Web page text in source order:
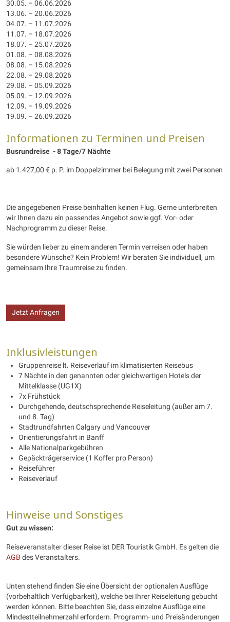
30.05. – 06.06.2026
13.06. – 20.06.2026
04.07. – 11.07.2026
11.07. – 18.07.2026
18.07. – 25.07.2026
01.08. – 08.08.2026
08.08. – 15.08.2026
22.08. – 29.08.2026
29.08. – 05.09.2026
05.09. – 12.09.2026
12.09. – 19.09.2026
19.09. – 26.09.2026
Informationen zu Terminen und Preisen
Busrundreise - 8 Tage/7 Nächte
ab 1.427,00 € p. P. im Doppelzimmer bei Belegung mit zwei Personen
Die angegebenen Preise beinhalten keinen Flug. Gerne unterbreiten
wir Ihnen dazu ein passendes Angebot sowie ggf. Vor- oder
Nachprogramm zu dieser Reise.
Sie würden lieber zu einem anderen Termin verreisen oder haben
besondere Wünsche? Kein Problem! Wir beraten Sie individuell, um
gemeinsam Ihre Traumreise zu finden.
Jetzt Anfragen
Inklusivleistungen
Gruppenreise lt. Reiseverlauf im klimatisierten Reisebus
7 Nächte in den genannten oder gleichwertigen Hotels der
Mittelklasse (UG1X)
7x Frühstück
Durchgehende, deutschsprechende Reiseleitung (außer am 7.
und 8. Tag)
Stadtrundfahrten Calgary und Vancouver
Orientierungsfahrt in Banff
Alle Nationalparkgebühren
Gepäckträgerservice (1 Koffer pro Person)
Reiseführer
Reiseverlauf
Hinweise und Sonstiges
Gut zu wissen:
Reiseveranstalter dieser Reise ist DER Touristik GmbH. Es gelten die
AGB des Veranstalters.
Unten stehend finden Sie eine Übersicht der optionalen Ausflüge
(vorbehaltlich Verfügbarkeit), welche bei Ihrer Reiseleitung gebucht
werden können. Bitte beachten Sie, dass einzelne Ausflüge eine
Mindestteilnehmerzahl erfordern. Programm- und Preisänderungen